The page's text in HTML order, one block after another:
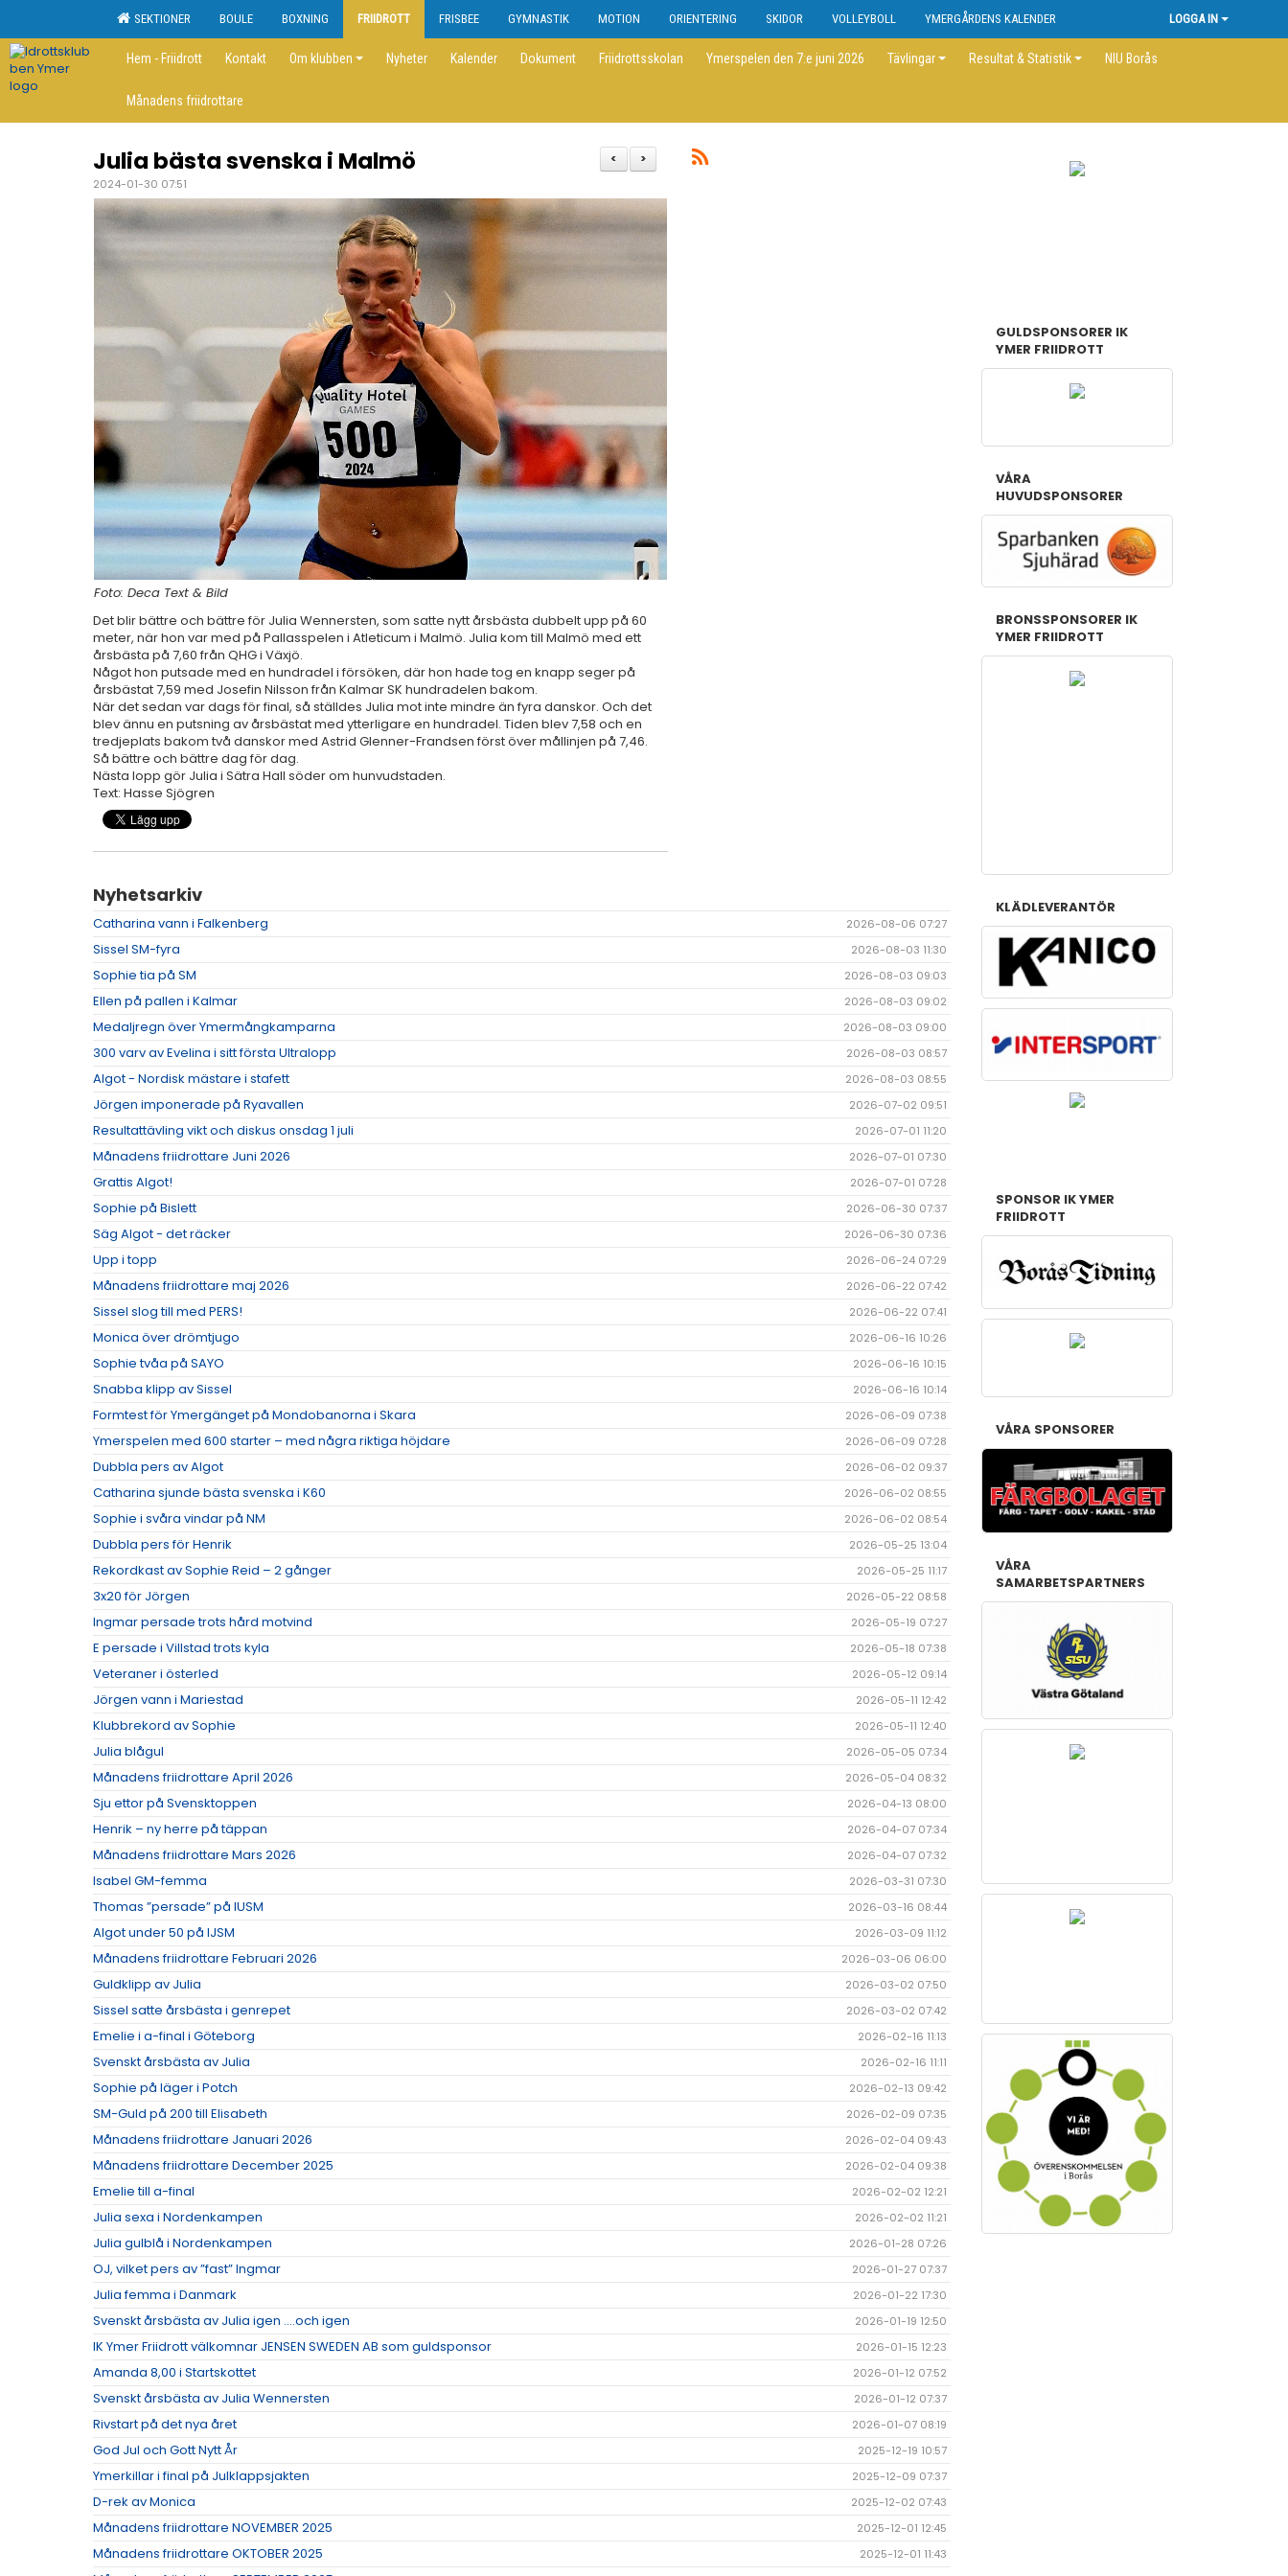
SEKTIONER BOULE BOXNING FRIIDROTT FRISBEE GYMNASTIK MOTION ORIENTERING SKIDOR VOLLEYBOLL YMERGÅRDENS KALENDER LOGGA IN
Hem - Friidrott Kontakt Om klubben Nyheter Kalender Dokument Friidrottsskolan Ymerspelen den 7:e juni 2026 Tävlingar Resultat & Statistik NIU Borås
Månadens friidrottare
>
<
Julia bästa svenska i Malmö
2024-01-30 07:51
Foto: Deca Text & Bild
Det blir bättre och bättre för Julia Wennersten, som satte nytt årsbästa dubbelt upp på 60
meter, när hon var med på Pallasspelen i Atleticum i Malmö. Julia kom till Malmö med ett
årsbästa på 7,60 från QHG i Växjö.
Något hon putsade med en hundradel i försöken, där hon hade tog en knapp seger på
årsbästat 7,59 med Josefin Nilsson från Kalmar SK hundradelen bakom.
När det sedan var dags för final, så ställdes Julia mot inte mindre än fyra danskor. Och det
blev ännu en putsning av årsbästat med ytterligare en hundradel. Tiden blev 7,58 och en
tredjeplats bakom två danskor med Astrid Glenner-Frandsen först över mållinjen på 7,46.
Så bättre och bättre dag för dag.
Nästa lopp gör Julia i Sätra Hall söder om hunvudstaden.
Text: Hasse Sjögren
Nyhetsarkiv
Catharina vann i Falkenberg 2026-08-06 07:27
Sissel SM-fyra 2026-08-03 11:30
Sophie tia på SM 2026-08-03 09:03
Ellen på pallen i Kalmar 2026-08-03 09:02
Medaljregn över Ymermångkamparna 2026-08-03 09:00
300 varv av Evelina i sitt första Ultralopp 2026-08-03 08:57
Algot - Nordisk mästare i stafett 2026-08-03 08:55
Jörgen imponerade på Ryavallen 2026-07-02 09:51
Resultattävling vikt och diskus onsdag 1 juli 2026-07-01 11:20
Månadens friidrottare Juni 2026 2026-07-01 07:30
Grattis Algot! 2026-07-01 07:28
Sophie på Bislett 2026-06-30 07:37
Säg Algot - det räcker 2026-06-30 07:36
Upp i topp 2026-06-24 07:29
Månadens friidrottare maj 2026 2026-06-22 07:42
Sissel slog till med PERS! 2026-06-22 07:41
Monica över drömtjugo 2026-06-16 10:26
Sophie tvåa på SAYO 2026-06-16 10:15
Snabba klipp av Sissel 2026-06-16 10:14
Formtest för Ymergänget på Mondobanorna i Skara 2026-06-09 07:38
Ymerspelen med 600 starter – med några riktiga höjdare 2026-06-09 07:28
Dubbla pers av Algot 2026-06-02 09:37
Catharina sjunde bästa svenska i K60 2026-06-02 08:55
Sophie i svåra vindar på NM 2026-06-02 08:54
Dubbla pers för Henrik 2026-05-25 13:04
Rekordkast av Sophie Reid – 2 gånger 2026-05-25 11:17
3x20 för Jörgen 2026-05-22 08:58
Ingmar persade trots hård motvind 2026-05-19 07:27
E persade i Villstad trots kyla 2026-05-18 07:38
Veteraner i österled 2026-05-12 09:14
Jörgen vann i Mariestad 2026-05-11 12:42
Klubbrekord av Sophie 2026-05-11 12:40
Julia blågul 2026-05-05 07:34
Månadens friidrottare April 2026 2026-05-04 08:32
Sju ettor på Svensktoppen 2026-04-13 08:00
Henrik – ny herre på täppan 2026-04-07 07:34
Månadens friidrottare Mars 2026 2026-04-07 07:32
Isabel GM-femma 2026-03-31 07:30
Thomas ”persade” på IUSM 2026-03-16 08:44
Algot under 50 på IJSM 2026-03-09 11:12
Månadens friidrottare Februari 2026 2026-03-06 06:00
Guldklipp av Julia 2026-03-02 07:50
Sissel satte årsbästa i genrepet 2026-03-02 07:42
Emelie i a-final i Göteborg 2026-02-16 11:13
Svenskt årsbästa av Julia 2026-02-16 11:11
Sophie på läger i Potch 2026-02-13 09:42
SM-Guld på 200 till Elisabeth 2026-02-09 07:35
Månadens friidrottare Januari 2026 2026-02-04 09:43
Månadens friidrottare December 2025 2026-02-04 09:38
Emelie till a-final 2026-02-02 12:21
Julia sexa i Nordenkampen 2026-02-02 11:21
Julia gulblå i Nordenkampen 2026-01-28 07:26
OJ, vilket pers av ”fast” Ingmar 2026-01-27 07:37
Julia femma i Danmark 2026-01-22 17:30
Svenskt årsbästa av Julia igen ….och igen 2026-01-19 12:50
IK Ymer Friidrott välkomnar JENSEN SWEDEN AB som guldsponsor 2026-01-15 12:23
Amanda 8,00 i Startskottet 2026-01-12 07:52
Svenskt årsbästa av Julia Wennersten 2026-01-12 07:37
Rivstart på det nya året 2026-01-07 08:19
God Jul och Gott Nytt År 2025-12-19 10:57
Ymerkillar i final på Julklappsjakten 2025-12-09 07:37
D-rek av Monica 2025-12-02 07:43
Månadens friidrottare NOVEMBER 2025 2025-12-01 12:45
Månadens friidrottare OKTOBER 2025 2025-12-01 11:43
GULDSPONSORER IK
YMER FRIIDROTT
VÅRA
HUVUDSPONSORER
BRONSSPONSORER IK
YMER FRIIDROTT
KLÄDLEVERANTÖR
SPONSOR IK YMER
FRIIDROTT
VÅRA SPONSORER
VÅRA
SAMARBETSPARTNERS